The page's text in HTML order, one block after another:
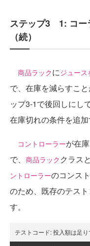
ステップ3 1: コー
（続）
商品ラックにジュー
で、在庫を減らすこ
ップ3-1で後回しにし
在庫切れの条件を追加
コントローラーが在
で、
商品ラック クラス
ントローラーのコンス
のため、既存のテス
す。
テストコード:投入額は足